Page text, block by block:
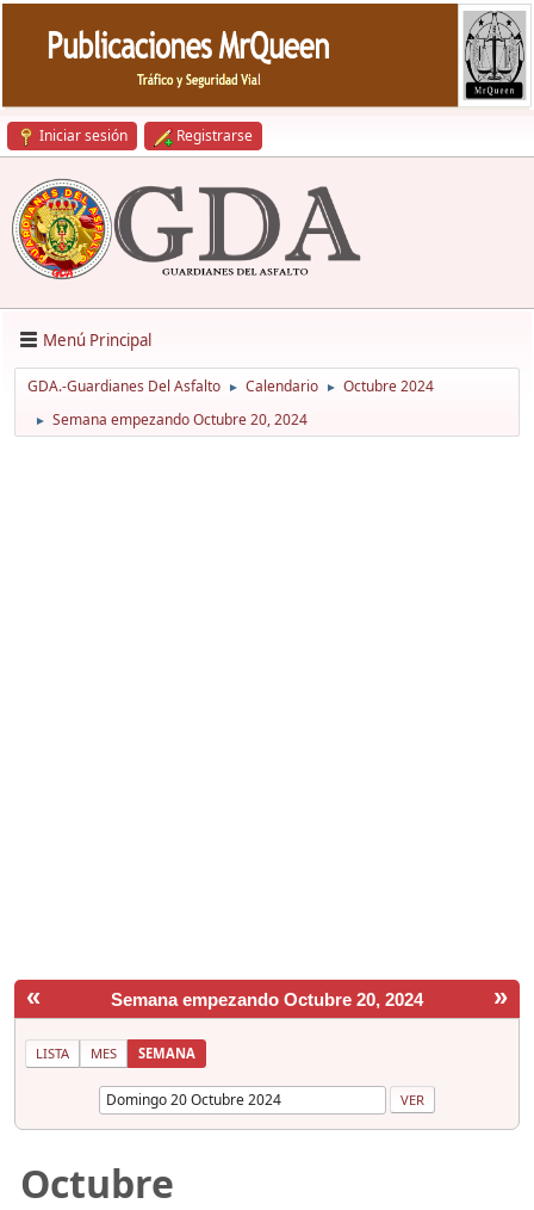
Iniciar sesión Registrarse
Menú Principal
GDA.-Guardianes Del Asfalto ► Calendario ► Octubre 2024
► Semana empezando Octubre 20, 2024
« »
Semana empezando Octubre 20, 2024
LISTA MES SEMANA
Octubre